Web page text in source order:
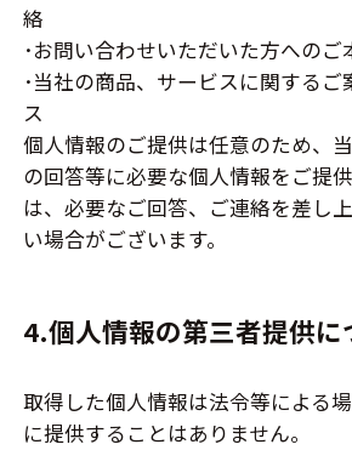
絡
･お問い合わせいただいた方へのご
･当社の商品、サービスに関する
ス
個人情報のご提供は任意のため、
の回答等に必要な個人情報をご提
は、必要なご回答、ご連絡を差し
い場合がございます。
4.個人情報の第三者提供に
取得した個人情報は法令等による
に提供することはありません。